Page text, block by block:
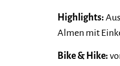
Highlights:
Almen mit
Bike & Hike: